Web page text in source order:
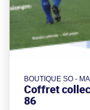
BOUTIQUE SO -
Coffret
86